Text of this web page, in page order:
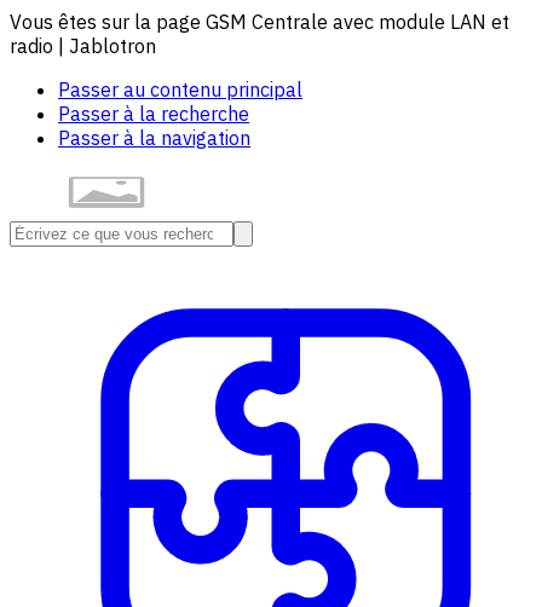
Vous êtes sur la page GSM Centrale avec module LAN et
radio | Jablotron
Passer au contenu principal
Passer à la recherche
Passer à la navigation